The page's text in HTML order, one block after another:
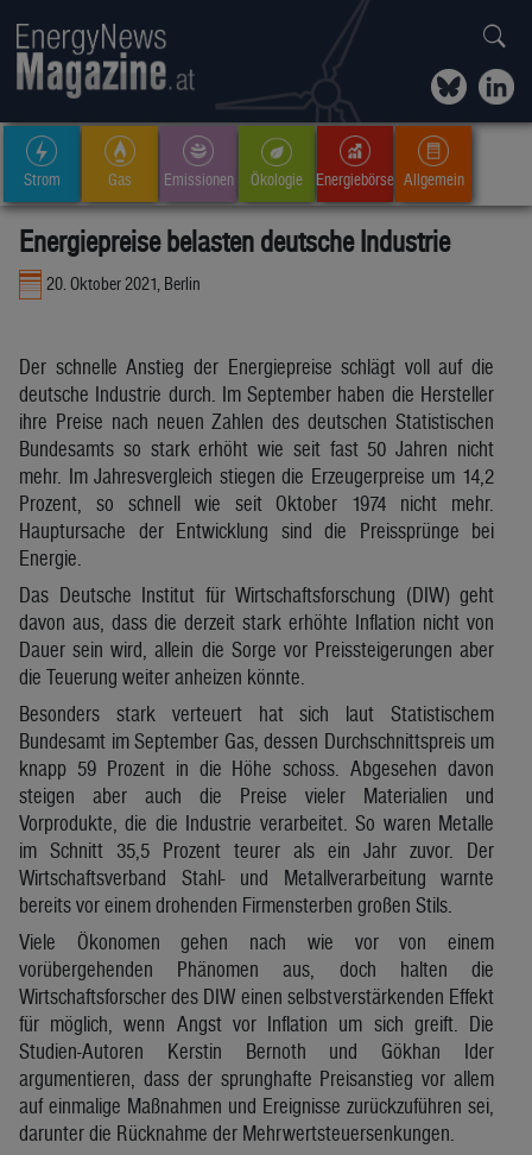
Strom Gas Emissionen Ökologie Energiebörse Allgemein
Energiepreise belasten deutsche Industrie
20. Oktober 2021, Berlin
Der schnelle Anstieg der Energiepreise schlägt voll auf die
deutsche Industrie durch. Im September haben die Hersteller
ihre Preise nach neuen Zahlen des deutschen Statistischen
Bundesamts so stark erhöht wie seit fast 50 Jahren nicht
mehr. Im Jahresvergleich stiegen die Erzeugerpreise um 14,2
Prozent, so schnell wie seit Oktober 1974 nicht mehr.
Hauptursache der Entwicklung sind die Preissprünge bei
Energie.
Das Deutsche Institut für Wirtschaftsforschung (DIW) geht
davon aus, dass die derzeit stark erhöhte Inflation nicht von
Dauer sein wird, allein die Sorge vor Preissteigerungen aber
die Teuerung weiter anheizen könnte.
Besonders stark verteuert hat sich laut Statistischem
Bundesamt im September Gas, dessen Durchschnittspreis um
knapp 59 Prozent in die Höhe schoss. Abgesehen davon
steigen aber auch die Preise vieler Materialien und
Vorprodukte, die die Industrie verarbeitet. So waren Metalle
im Schnitt 35,5 Prozent teurer als ein Jahr zuvor. Der
Wirtschaftsverband Stahl- und Metallverarbeitung warnte
bereits vor einem drohenden Firmensterben großen Stils.
Viele Ökonomen gehen nach wie vor von einem
vorübergehenden Phänomen aus, doch halten die
Wirtschaftsforscher des DIW einen selbstverstärkenden Effekt
für möglich, wenn Angst vor Inflation um sich greift. Die
Studien-Autoren Kerstin Bernoth und Gökhan Ider
argumentieren, dass der sprunghafte Preisanstieg vor allem
auf einmalige Maßnahmen und Ereignisse zurückzuführen sei,
darunter die Rücknahme der Mehrwertsteuersenkungen.